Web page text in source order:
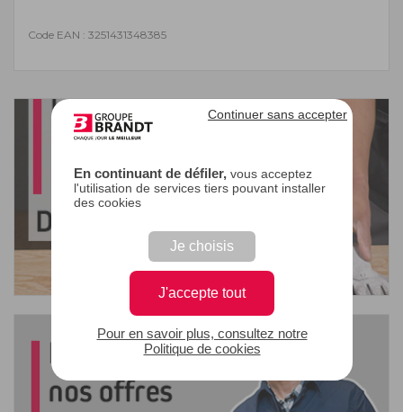
En continuant de défiler,vous acceptez
l'utilisation de services tiers pouvant installer
des cookies
Je choisis
J'accepte tout
Continuer sans accepter
Pour en savoir plus, consultez notre
Politique de cookies
Code EAN : 3251431348385